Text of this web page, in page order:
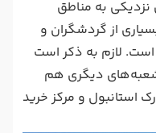
نزدیکی به مناطق
از گردشگران و
لازم به ذکر است
شعبه‌های دیگری هم
استانبول و مرکز خرید